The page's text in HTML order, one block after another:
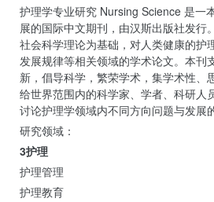
护理学专业研究 Nursing Science 是一
展的国际中文期刊，由汉斯出版社发行
社会科学理论为基础，对人类健康的护
发展规律等相关领域的学术论文。本刊
新，倡导科学，繁荣学术，集学术性、
给世界范围内的科学家、学者、科研人
讨论护理学领域内不同方向问题与发展
研究领域：
3护理
护理管理
护理教育